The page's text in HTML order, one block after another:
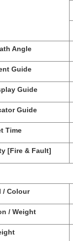
Angle
Guide
Guide
Guide
Time
[Fire & Fault]
/ Colour
/ Weight